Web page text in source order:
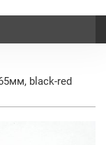
black-red